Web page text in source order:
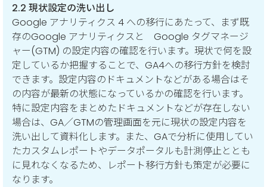
2.2 現状設定の洗い出し
Google アナリティクス 4 への移行にあたって、まず既
存のGoogle アナリティクスと Google タグマネージ
ャー(GTM) の設定内容の確認を行います。現状で何を設
定しているか把握することで、GA4への移行方針を検討
できます。設定内容のドキュメントなどがある場合はそ
の内容が最新の状態になっているかの確認を行います。
特に設定内容をまとめたドキュメントなどが存在しない
場合は、GA／GTMの管理画面を元に現状の設定内容を
洗い出して資料化します。また、GAで分析に使用してい
たカスタムレポートやデータポータルも計測停止ととも
に見れなくなるため、レポート移行方針も策定が必要に
なります。